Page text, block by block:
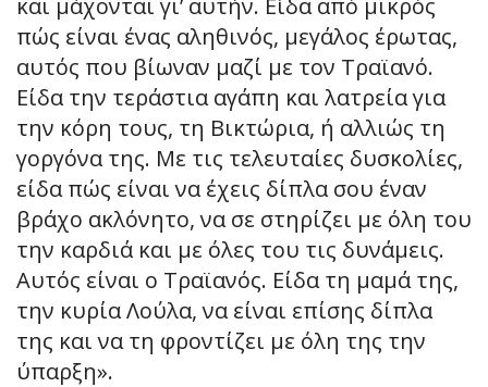
πώς είναι ένας αληθινός, μεγάλος έρωτας,
αυτός που βίωναν μαζί με τον Τραϊανό.
Είδα την τεράστια αγάπη και λατρεία για
την κόρη τους, τη Βικτώρια, ή αλλιώς τη
γοργόνα της. Με τις τελευταίες δυσκολίες,
είδα πώς είναι να έχεις δίπλα σου έναν
βράχο ακλόνητο, να σε στηρίζει με όλη του
την καρδιά και με όλες του τις δυνάμεις.
Αυτός είναι ο Τραϊανός. Είδα τη μαμά της,
την κυρία Λούλα, να είναι επίσης δίπλα
της και να τη φροντίζει με όλη της την
ύπαρξη».